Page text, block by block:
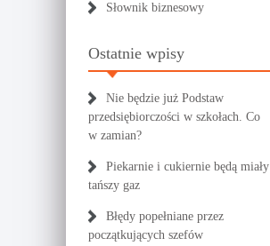
Słownik biznesowy
Ostatnie wpisy
Nie będzie już Podstaw
przedsiębiorczości w szkołach. Co
w zamian?
Piekarnie i cukiernie będą miały
tańszy gaz
Błędy popełniane przez
początkujących szefów